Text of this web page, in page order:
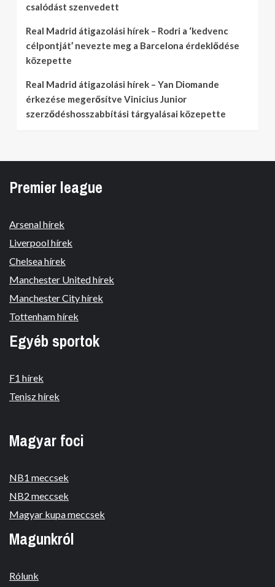
csalódást szenvedett
Real Madrid átigazolási hírek – Rodri a ‘kedvenc
célpontját’ nevezte meg a Barcelona érdeklődése
közepette
Real Madrid átigazolási hírek – Yan Diomande
érkezése megerősítve Vinicius Junior
szerződéshosszabbítási tárgyalásai közepette
Premier league
Arsenal hírek
Liverpool hírek
Chelsea hírek
Manchester United hírek
Manchester City hírek
Tottenham hírek
Egyéb sportok
F1 hírek
Tenisz hírek
Magyar foci
NB1 meccsek
NB2 meccsek
Magyar kupa meccsek
Magunkról
Rólunk